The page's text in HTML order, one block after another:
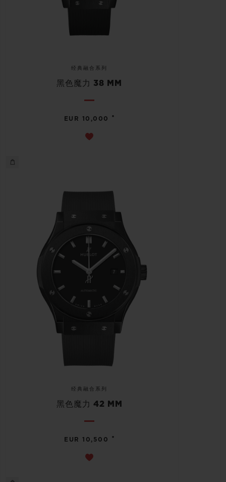
经典融合系列
黑色魔力 38 MM
EUR 10,000 •
经典融合系列
黑色魔力 42 MM
EUR 10,500 •